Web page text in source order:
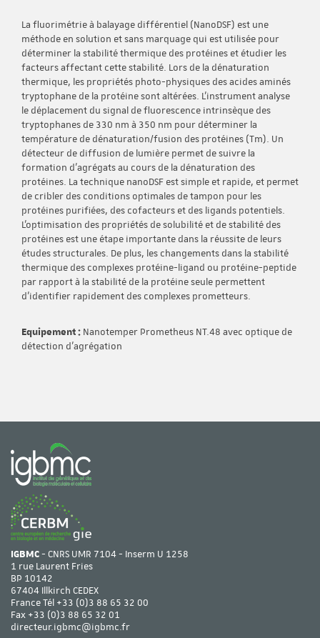
La fluorimétrie à balayage différentiel (NanoDSF) est une
méthode en solution et sans marquage qui est utilisée pour
déterminer la stabilité thermique des protéines et étudier les
facteurs affectant cette stabilité. Lors de la dénaturation
thermique, les propriétés photo-physiques des acides aminés
tryptophane de la protéine sont altérées. L'instrument analyse
le déplacement du signal de fluorescence intrinsèque des
tryptophanes de 330 nm à 350 nm pour déterminer la
température de dénaturation/fusion des protéines (Tm). Un
détecteur de diffusion de lumière permet de suivre la
formation d'agrégats au cours de la dénaturation des
protéines. La technique nanoDSF est simple et rapide, et permet
de cribler des conditions optimales de tampon pour les
protéines purifiées, des cofacteurs et des ligands potentiels.
L'optimisation des propriétés de solubilité et de stabilité des
protéines est une étape importante dans la réussite de leurs
études structurales. De plus, les changements dans la stabilité
thermique des complexes protéine-ligand ou protéine-peptide
par rapport à la stabilité de la protéine seule permettent
d'identifier rapidement des complexes prometteurs.
Equipement : Nanotemper Prometheus NT.48 avec optique de
détection d'agrégation
IGBMC- CNRS UMR 7104 - Inserm U 1258
1 rue Laurent Fries
BP 10142
67404 Illkirch CEDEX
France Tél +33 (0)3 88 65 32 00
Fax +33 (0)3 88 65 32 01
directeur.igbmc@igbmc.fr